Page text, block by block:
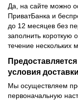
Да, на сайте можно
ПриватБанка и
до 12 месяцев без
заполнить короткую
течение нескольких
условия
Мы осуществляем
первоначальную